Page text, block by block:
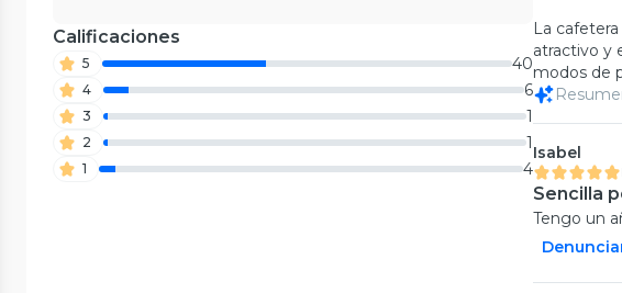
Calificaciones
5 40
4 6
3 1
2 1
1 4
La
atractivo y
modos de
Isabel
Sencilla
Tengo un